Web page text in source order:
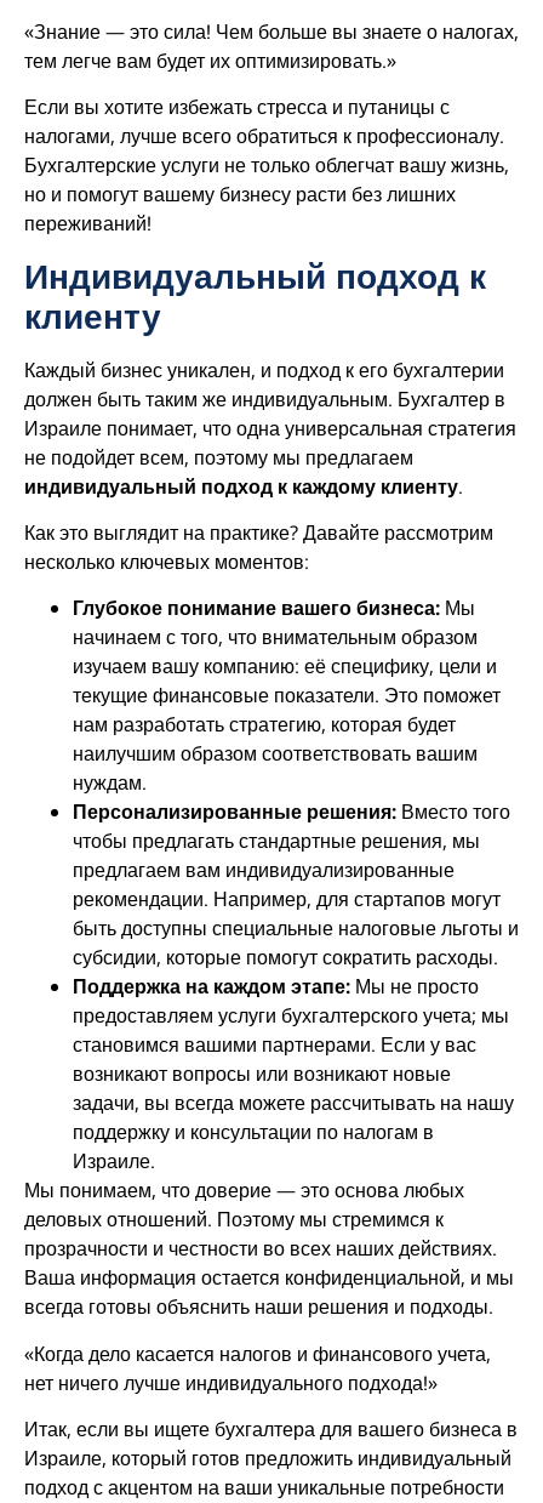
«Знание — это сила! Чем больше вы знаете о налогах,
тем легче вам будет их оптимизировать.»
Если вы хотите избежать стресса и путаницы с
налогами, лучше всего обратиться к профессионалу.
Бухгалтерские услуги не только облегчат вашу жизнь,
но и помогут вашему бизнесу расти без лишних
переживаний!
Индивидуальный подход к
клиенту
Каждый бизнес уникален, и подход к его бухгалтерии
должен быть таким же индивидуальным. Бухгалтер в
Израиле понимает, что одна универсальная стратегия
не подойдет всем, поэтому мы предлагаем
индивидуальный подход к каждому клиенту.
Как это выглядит на практике? Давайте рассмотрим
несколько ключевых моментов:
Глубокое понимание вашего бизнеса: Мы
начинаем с того, что внимательным образом
изучаем вашу компанию: её специфику, цели и
текущие финансовые показатели. Это поможет
нам разработать стратегию, которая будет
наилучшим образом соответствовать вашим
нуждам.
Персонализированные решения: Вместо того
чтобы предлагать стандартные решения, мы
предлагаем вам индивидуализированные
рекомендации. Например, для стартапов могут
быть доступны специальные налоговые льготы и
субсидии, которые помогут сократить расходы.
Поддержка на каждом этапе: Мы не просто
предоставляем услуги бухгалтерского учета; мы
становимся вашими партнерами. Если у вас
возникают вопросы или возникают новые
задачи, вы всегда можете рассчитывать на нашу
поддержку и консультации по налогам в
Израиле.
Мы понимаем, что доверие — это основа любых
деловых отношений. Поэтому мы стремимся к
прозрачности и честности во всех наших действиях.
Ваша информация остается конфиденциальной, и мы
всегда готовы объяснить наши решения и подходы.
«Когда дело касается налогов и финансового учета,
нет ничего лучше индивидуального подхода!»
Итак, если вы ищете бухгалтера для вашего бизнеса в
Израиле, который готов предложить индивидуальный
подход с акцентом на ваши уникальные потребности